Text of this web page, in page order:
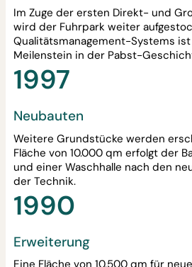
Im Zuge der ersten Direkt- und
wird der Fuhrpark weiter
Qualitätsmanagement-Systems
Meilenstein in der Pabst-
1997
Neubauten
Weitere Grundstücke werden
Fläche von 10.000 qm erfolgt der
und einer Waschhalle nach den
der Technik.
1990
Erweiterung